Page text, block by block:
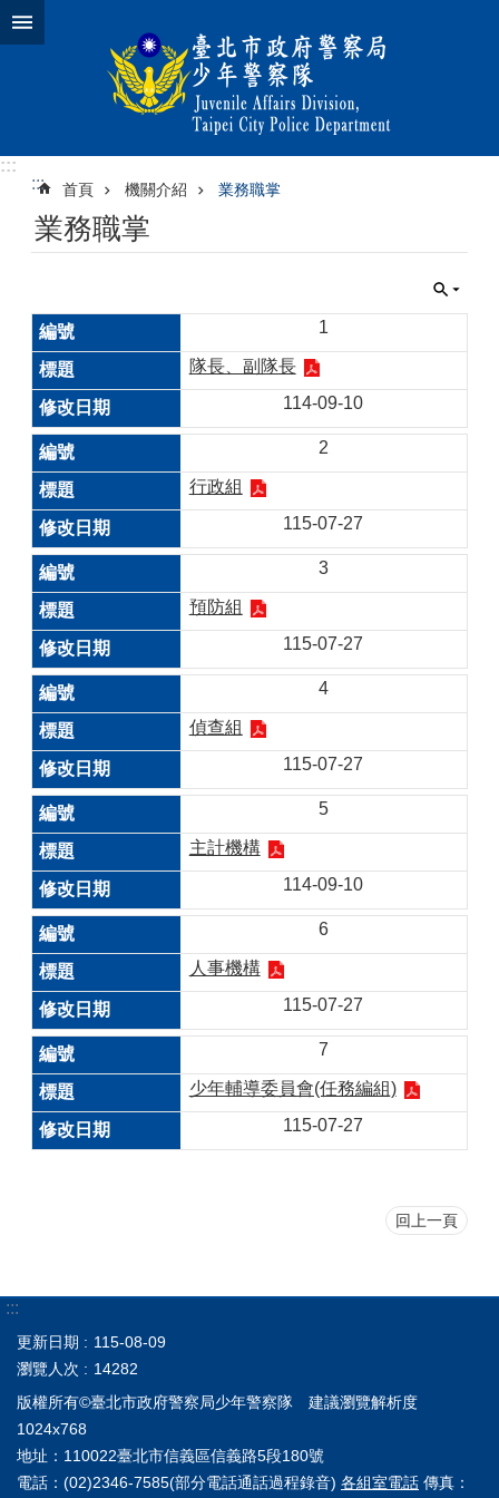
跳到主要內容區塊
:::
:::
首頁 機關介紹 業務職掌
業務職掌
1
隊長、副隊長
114-09-10
2
行政組
115-07-27
3
預防組
115-07-27
4
偵查組
115-07-27
5
主計機構
114-09-10
6
人事機構
115-07-27
7
少年輔導委員會(任務編組)
115-07-27
回上一頁
:::
更新日期
115-08-09
瀏覽人次
14282
版權所有©臺北市政府警察局少年警察隊 建議瀏覽解析度
1024x768
地址：110022臺北市信義區信義路5段180號
電話：(02)2346-7585(部分電話通話過程錄音) 各組室電話 傳真：